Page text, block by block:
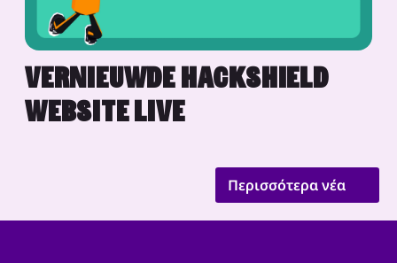
VERNIEUWDE HACKSHIELD
WEBSITE LIVE
Περισσότερα νέα